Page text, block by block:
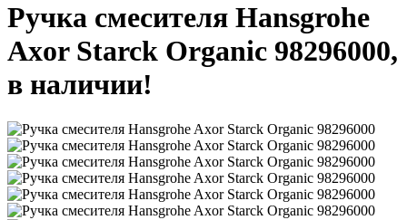
Ручка смесителя Hansgrohe
Axor Starck Organic 98296000,
в наличии!